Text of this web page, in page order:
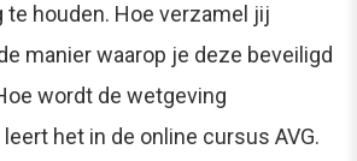
houden. Hoe verzamel jij
manier waarop je deze beveiligd
wordt de wetgeving
het in de online cursus AVG.